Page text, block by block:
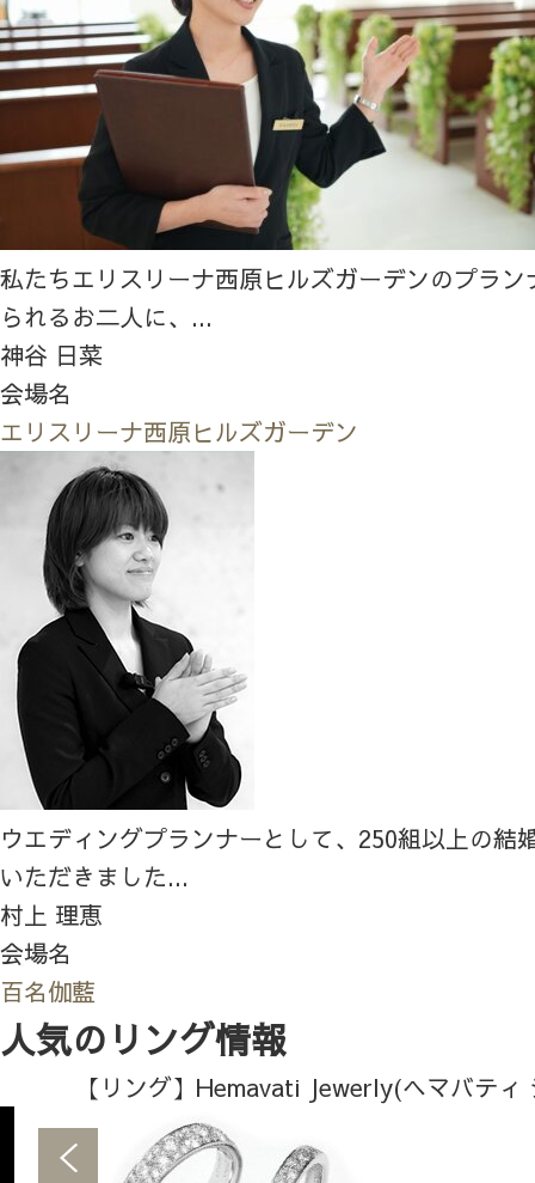
私たちエリスリーナ西原ヒルズガーデンのプラ
られるお二人に、...
神谷 日菜
会場名
エリスリーナ西原ヒルズガーデン
ウエディングプランナーとして、250組以上の結
いただきました...
村上 理恵
会場名
百名伽藍
人気のリング情報
【リング】Hemavati Jewerly(ヘマバティ